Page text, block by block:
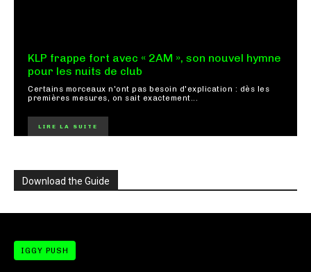
KLP frappe fort avec « 2AM », son nouvel hymne
pour les nuits de club
Certains morceaux n'ont pas besoin d'explication : dès les
premières mesures, on sait exactement...
LIRE LA SUITE
Download the Guide
IGGY PUSH